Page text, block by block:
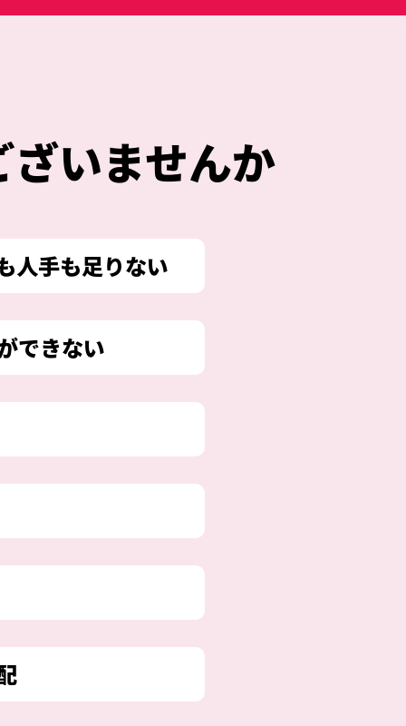
いませんか
人手も足りない
できない